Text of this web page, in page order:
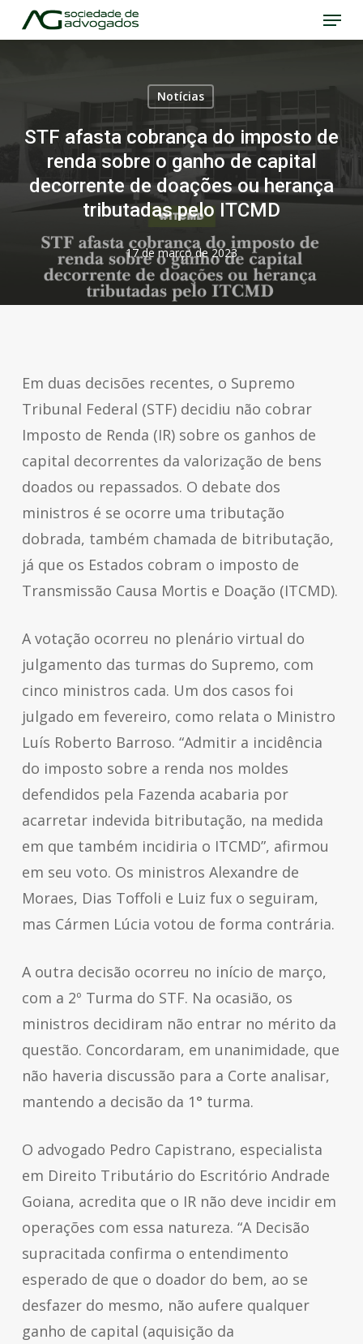
Skip
to
Menu
Notícias
STF afasta cobrança do imposto de
renda sobre o ganho de capital
decorrente de doações ou herança
tributadas pelo ITCMD
17 de março de 2023
Em duas decisões recentes, o Supremo
Tribunal Federal (STF) decidiu não cobrar
Imposto de Renda (IR) sobre os ganhos de
capital decorrentes da valorização de bens
doados ou repassados. O debate dos
ministros é se ocorre uma tributação
dobrada, também chamada de bitributação,
já que os Estados cobram o imposto de
Transmissão Causa Mortis e Doação (ITCMD).
A votação ocorreu no plenário virtual do
julgamento das turmas do Supremo, com
cinco ministros cada. Um dos casos foi
julgado em fevereiro, como relata o Ministro
Luís Roberto Barroso. “Admitir a incidência
do imposto sobre a renda nos moldes
defendidos pela Fazenda acabaria por
acarretar indevida bitributação, na medida
em que também incidiria o ITCMD”, afirmou
em seu voto. Os ministros Alexandre de
Moraes, Dias Toffoli e Luiz fux o seguiram,
mas Cármen Lúcia votou de forma contrária.
A outra decisão ocorreu no início de março,
com a 2º Turma do STF. Na ocasião, os
ministros decidiram não entrar no mérito da
questão. Concordaram, em unanimidade, que
não haveria discussão para a Corte analisar,
mantendo a decisão da 1° turma.
O advogado Pedro Capistrano, especialista
em Direito Tributário do Escritório Andrade
Goiana, acredita que o IR não deve incidir em
operações com essa natureza. “A Decisão
supracitada confirma o entendimento
esperado de que o doador do bem, ao se
desfazer do mesmo, não aufere qualquer
ganho de capital (aquisição da